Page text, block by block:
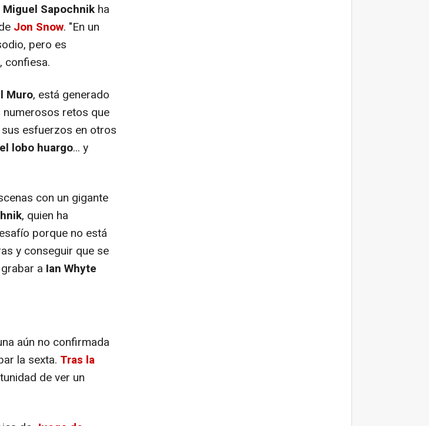
Miguel Sapochnik ha
Jon Snow. "En un
pero es
confiesa.
Muro, está generado
retos que
esfuerzos en otros
lobo huargo... y
con un gigante
, quien ha
porque no está
y conseguir que se
a Ian Whyte
aún no confirmada
la sexta. Tras la
de ver un